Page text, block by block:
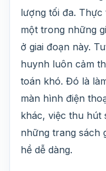
lượng tối đa.
một trong những
ở giai đoạn này.
huynh luôn cảm
toán khó. Đó là
màn hình điện
khác, việc thu hút
những trang sách
hề dễ dàng.